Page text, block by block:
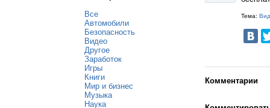
Все
Автомобили
Безопасность
Видео
Другое
Заработок
Игры
Книги
Мир и бизнес
Музыка
Наука
Тема:
Комментарии